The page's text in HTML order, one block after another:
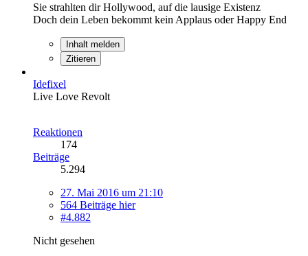
Sie strahlten dir Hollywood, auf die lausige Existenz
Doch dein Leben bekommt kein Applaus oder Happy End
Inhalt melden
Zitieren
Idefixel
Live Love Revolt
Reaktionen
174
Beiträge
5.294
27. Mai 2016 um 21:10
564 Beiträge hier
#4.882
Nicht gesehen